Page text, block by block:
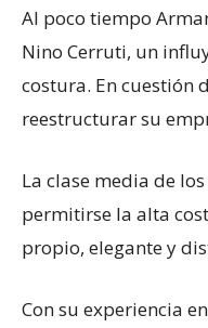
Al poco tiempo
Nino Cerruti, un
costura. En cuestión
reestructurar su
La clase media de
permitirse la alta
propio, elegante y
Con su experiencia